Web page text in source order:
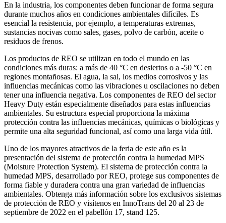
En la industria, los componentes deben funcionar de forma segura
durante muchos años en condiciones ambientales difíciles. Es
esencial la resistencia, por ejemplo, a temperaturas extremas,
sustancias nocivas como sales, gases, polvo de carbón, aceite o
residuos de frenos.
Los productos de REO se utilizan en todo el mundo en las
condiciones más duras: a más de 40 °C en desiertos o a -50 °C en
regiones montañosas. El agua, la sal, los medios corrosivos y las
influencias mecánicas como las vibraciones u oscilaciones no deben
tener una influencia negativa. Los componentes de REO del sector
Heavy Duty están especialmente diseñados para estas influencias
ambientales. Su estructura especial proporciona la máxima
protección contra las influencias mecánicas, químicas o biológicas y
permite una alta seguridad funcional, así como una larga vida útil.
Uno de los mayores atractivos de la feria de este año es la
presentación del sistema de protección contra la humedad MPS
(Moisture Protection System). El sistema de protección contra la
humedad MPS, desarrollado por REO, protege sus componentes de
forma fiable y duradera contra una gran variedad de influencias
ambientales. Obtenga más información sobre los exclusivos sistemas
de protección de REO y visítenos en InnoTrans del 20 al 23 de
septiembre de 2022 en el pabellón 17, stand 125.